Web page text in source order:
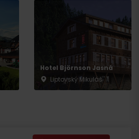
Hotel Björnson Jasná
Liptovský Mikuláš